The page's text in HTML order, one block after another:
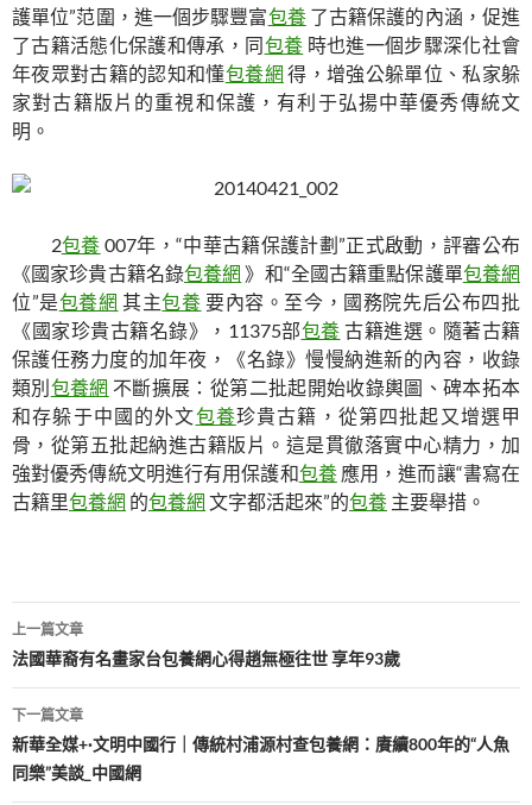
護單位”范圍，進一個步驟豐富包養了古籍保護的內涵，促進
了古籍活態化保護和傳承，同包養 時也進一個步驟深化社會
年夜眾對古籍的認知和懂包養網 得，增強公躲單位、私家躲
家對古籍版片的重視和保護，有利于弘揚中華優秀傳統文
明。
2包養 007年，“中華古籍保護計劃”正式啟動，評審公布
《國家珍貴古籍名錄包養網 》和“全國古籍重點保護單包養網
位”是包養網 其主包養 要內容。至今，國務院先后公布四批
《國家珍貴古籍名錄》，11375部包養 古籍進選。隨著古籍
保護任務力度的加年夜，《名錄》慢慢納進新的內容，收錄
類別包養網 不斷擴展：從第二批起開始收錄輿圖、碑本拓本
和存躲于中國的外文包養珍貴古籍，從第四批起又增選甲
骨，從第五批起納進古籍版片。這是貫徹落實中心精力，加
強對優秀傳統文明進行有用保護和包養應用，進而讓“書寫在
古籍里包養網 的包養網 文字都活起來”的包養 主要舉措。
文
章
導
覽
上一篇文章
法國華裔有名畫家台包養網心得趙無極往世 享年93歲
下一篇文章
新華全媒+·文明中國行｜傳統村浦源村查包養網：賡續800年的“人魚
同樂”美談_中國網